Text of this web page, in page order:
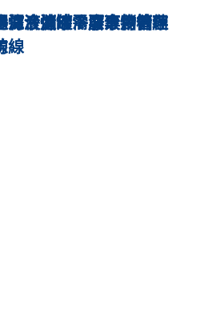
濾液儲罐？廢棄物管理
濾液儲罐？廢棄物管理
線
何滲濾液需要專用儲存
擇合適的滲濾液儲槽結